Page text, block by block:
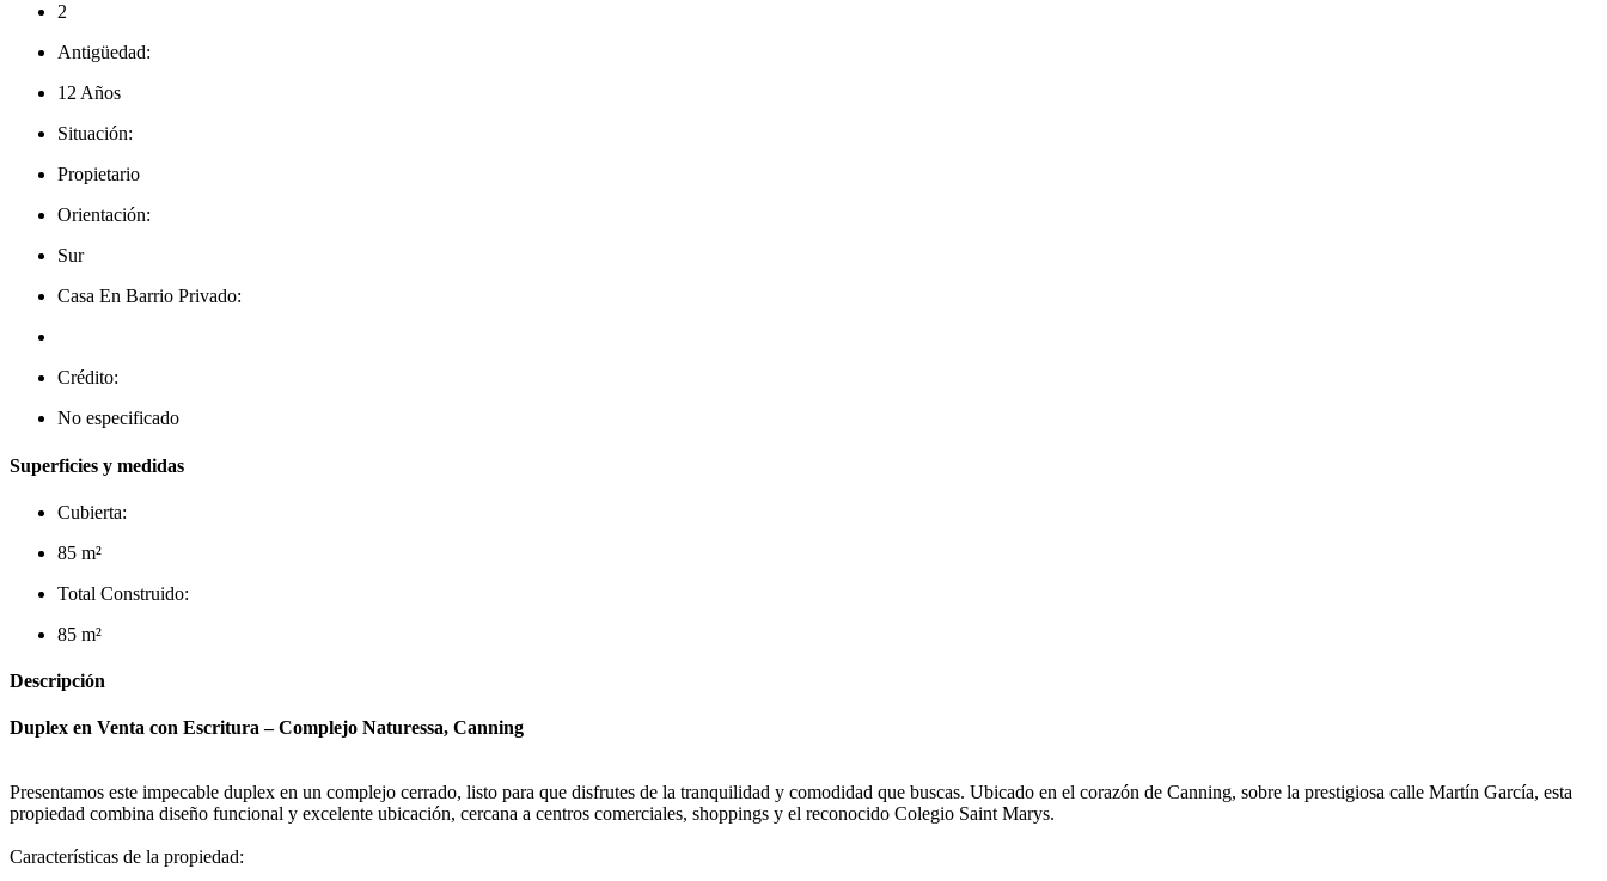
2
Antigüedad:
12 Años
Situación:
Propietario
Orientación:
Sur
Casa En Barrio Privado:
Crédito:
No especificado
Superficies y medidas
Cubierta:
85 m²
Total Construido:
85 m²
Descripción
Duplex en Venta con Escritura – Complejo Naturessa, Canning
Presentamos este impecable duplex en un complejo cerrado, listo para que disfrutes de la tranquilidad y comodidad que buscas. Ubicado en el corazón de Canning, sobre la prestigiosa calle Martín García, esta
propiedad combina diseño funcional y excelente ubicación, cercana a centros comerciales, shoppings y el reconocido Colegio Saint Marys.
Características de la propiedad: